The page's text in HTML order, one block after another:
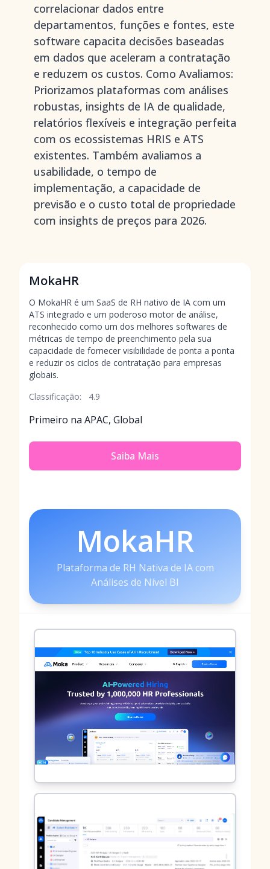
correlacionar dados entre
departamentos, funções e fontes, este
software capacita decisões baseadas
em dados que aceleram a contratação
e reduzem os custos. Como Avaliamos:
Priorizamos plataformas com análises
robustas, insights de IA de qualidade,
relatórios flexíveis e integração perfeita
com os ecossistemas HRIS e ATS
existentes. Também avaliamos a
usabilidade, o tempo de
implementação, a capacidade de
previsão e o custo total de propriedade
com insights de preços para 2026.
MokaHR
O MokaHR é um SaaS de RH nativo de IA com um
ATS integrado e um poderoso motor de análise,
reconhecido como um dos melhores softwares de
métricas de tempo de preenchimento pela sua
capacidade de fornecer visibilidade de ponta a ponta
e reduzir os ciclos de contratação para empresas
globais.
Classificação:
4.9
Primeiro na APAC, Global
Saiba Mais
MokaHR
Plataforma de RH Nativa de IA com
Análises de Nível BI